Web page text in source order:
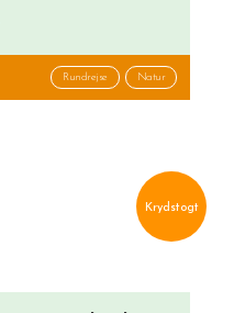
Rundrejse Natur
Krydstogt